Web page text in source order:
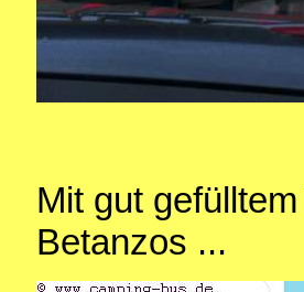
Mit gut
Betanzos ...